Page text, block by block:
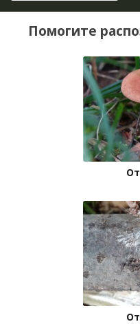
Помогите